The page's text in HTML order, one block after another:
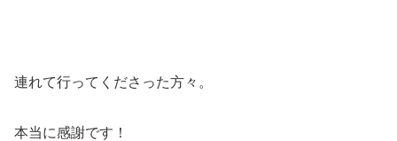
連れて行ってくださった方々。
本当に感謝です！